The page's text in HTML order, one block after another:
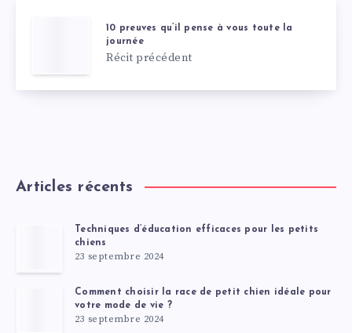
10 preuves qu’il pense à vous toute la
journée
Récit précédent
Articles récents
Techniques d’éducation efficaces pour les petits
chiens
23 septembre 2024
Comment choisir la race de petit chien idéale pour
votre mode de vie ?
23 septembre 2024